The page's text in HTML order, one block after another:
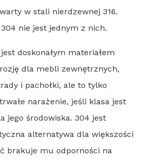
w stali nierdzewnej 316.
nie jest jednym z nich.
doskonałym materiałem
dla mebli zewnętrznych,
i pachołki, ale to tylko
narażenie, jeśli klasa jest
jego środowiska. 304 jest
alternatywa dla większości
brakuje mu odporności na